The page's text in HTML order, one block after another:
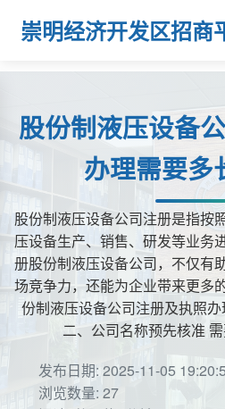
崇明经济开发区招商
股份制液压设备
办理需要多
股份制液压设备公司注册是指按
压设备生产、销售、研发等业务
册股份制液压设备公司，不仅有
场竞争力，还能为企业带来更多
份制液压设备公司注册及执照办
二、公司名称预先核准
发布日期: 2025-11-05
浏览数量: 27